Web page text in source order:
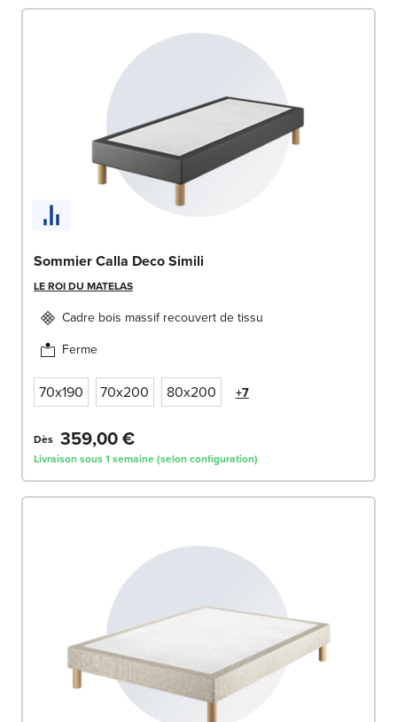
Sommier Calla Deco Simili
LE ROI DU MATELAS
Cadre bois massif recouvert de tissu
Ferme
70x190 70x200 80x200 +7
Dès 359,00 €
Livraison sous 1 semaine (selon configuration)